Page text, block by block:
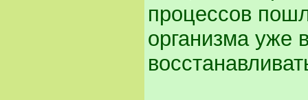
процессов
организма уже